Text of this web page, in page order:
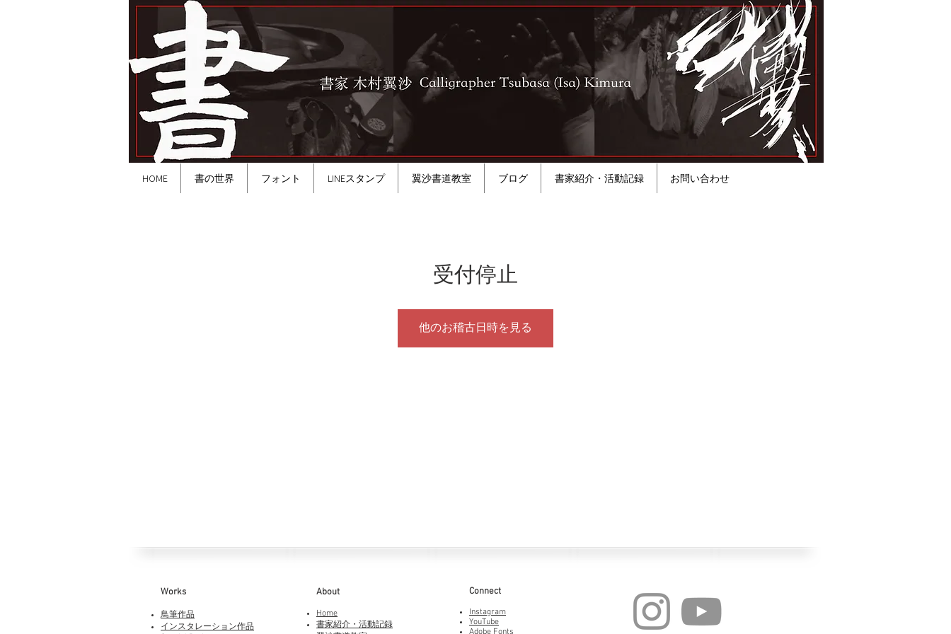
HOME 書の世界 フォント LINEスタンプ 翼沙書道教室 ブログ 書家紹介・活動記録 お問い合わせ
受付停止
他のお稽古日時を見る
Works​
鳥筆作品
インスタレーション作品
About
Home
書家紹介・活動記録
Connect
Instagram
YouTube
Adobe Fonts